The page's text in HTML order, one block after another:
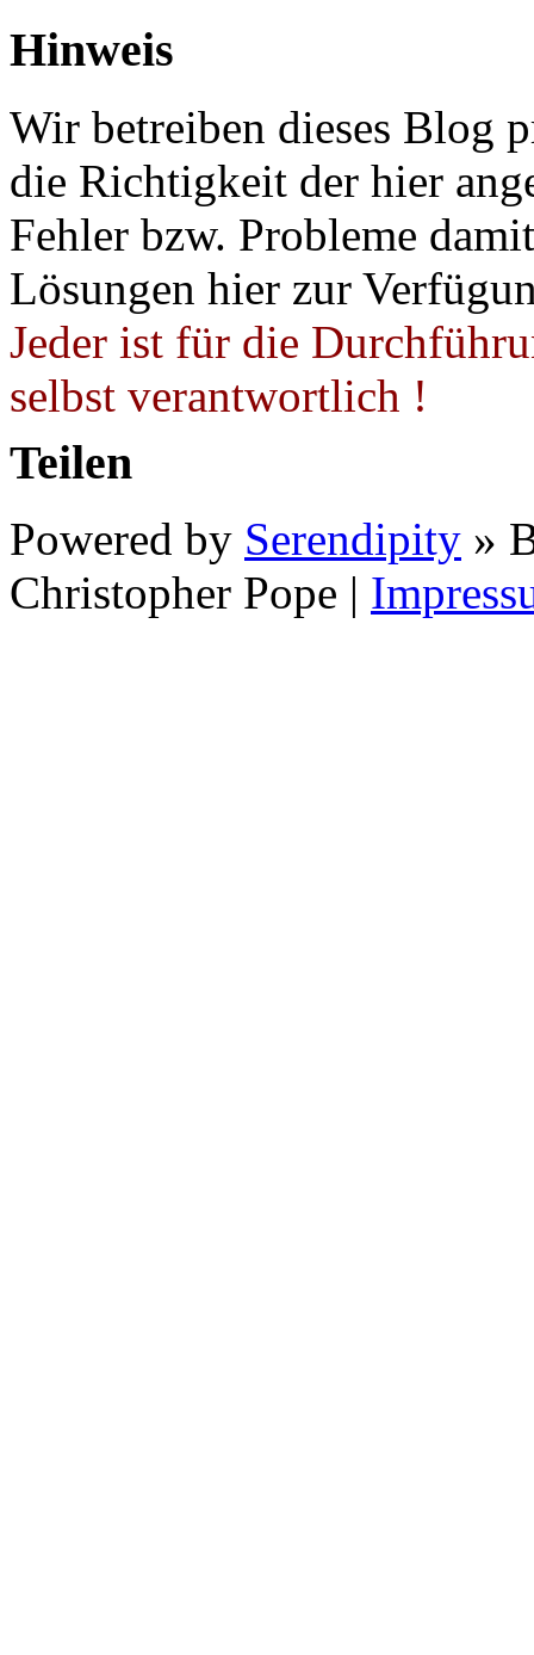
Hinweis
Wir betreiben dieses Blog
die Richtigkeit der hier
Fehler bzw. Probleme
Lösungen hier zur
Jeder ist für die
selbst verantwortlich !
Teilen
Powered by Serendipity »
Christopher Pope |